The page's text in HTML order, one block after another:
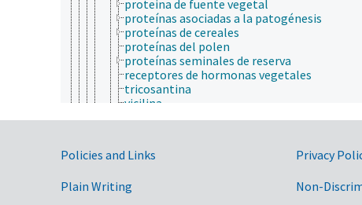
proteina de fuente vegetal
proteínas asociadas a la patogénesis
proteínas de cereales
proteínas del polen
proteínas seminales de reserva
receptores de hormonas vegetales
tricosantina
vicilina
zeamatina
proteínas de plasma seminal
proteínas de protozoos
Government Links
Policies and Links
Plain Writing
Privacy
Non-